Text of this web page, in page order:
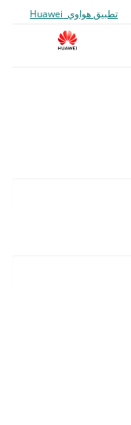
تطبيق هواوي Huawei